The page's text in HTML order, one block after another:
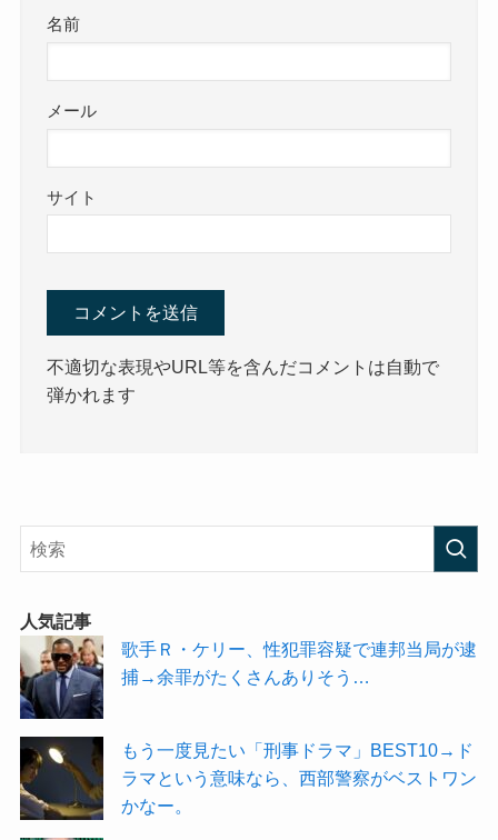
名前
メール
サイト
不適切な表現やURL等を含んだコメントは自動で
弾かれます
人気記事
歌手Ｒ・ケリー、性犯罪容疑で連邦当局が逮
捕→余罪がたくさんありそう…
もう一度見たい「刑事ドラマ」BEST10→ド
ラマという意味なら、西部警察がベストワン
かなー。